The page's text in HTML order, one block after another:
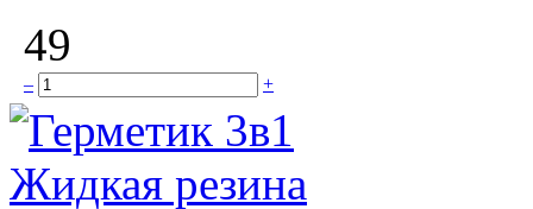
49
– +